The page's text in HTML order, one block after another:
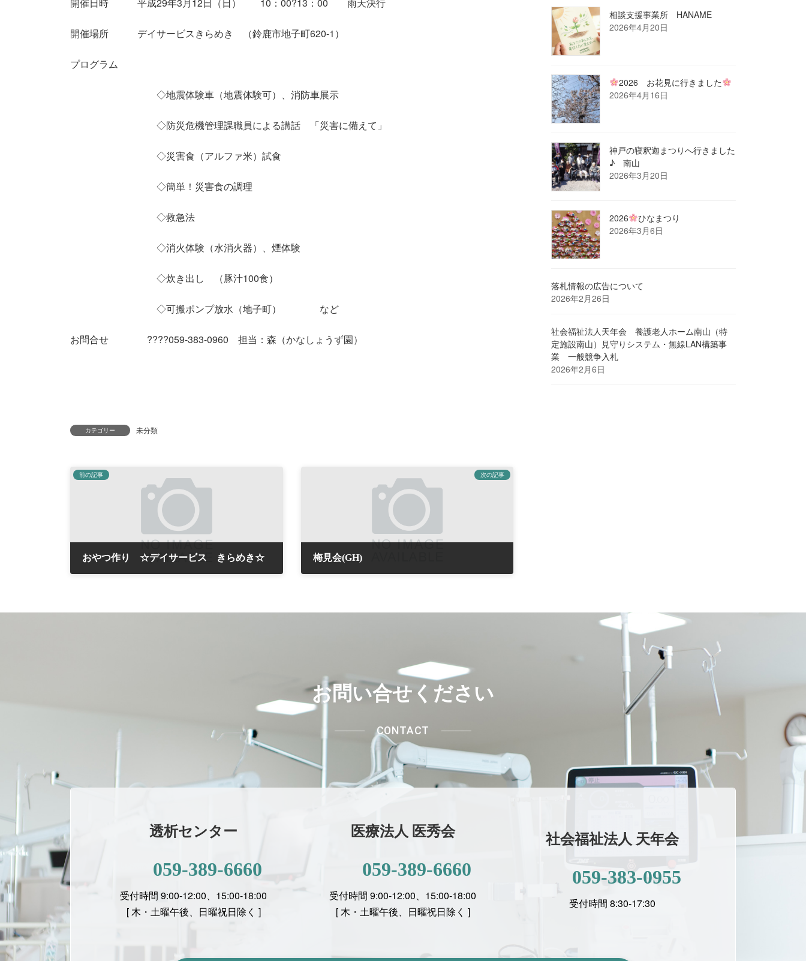
開催場所 デイサービスきらめき （鈴鹿市地子町620-1）
プログラム
◇地震体験車（地震体験可）、消防車展示
◇防災危機管理課職員による講話 「災害に備えて」
◇災害食（アルファ米）試食
◇簡単！災害食の調理
◇救急法
◇消火体験（水消火器）、煙体験
◇炊き出し （豚汁100食）
◇可搬ポンプ放水（地子町） など
お問合せ ????059-383-0960 担当：森（かなしょうず園）
カテゴリー 未分類
前の記事
おやつ作り ☆デイサービス きらめき☆
次の記事
梅見会(GH)
相談支援事業所 HANAME
2026年4月20日
2026 お花見に行きました
2026年4月16日
神戸の寝釈迦まつりへ行きました
♪ 南山
2026年3月20日
2026
ひなまつり
2026年3月6日
落札情報の広告について
2026年2月26日
社会福祉法人天年会 養護老人ホーム南山（特
定施設南山）見守りシステム・無線LAN構築事
業 一般競争入札
2026年2月6日
お問い合せください
CONTACT
透析センター
059-389-6660
受付時間 9:00-12:00、15:00-18:00
[ 木・土曜午後、日曜祝日除く ]
医療法人 医秀会
059-389-6660
受付時間 9:00-12:00、15:00-18:00
[ 木・土曜午後、日曜祝日除く ]
社会福祉法人 天年会
059-383-0955
受付時間 8:30-17:30